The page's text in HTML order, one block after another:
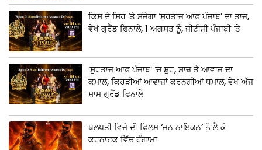
ਕਿਸ ਦੇ ਸਿਰ ‘ਤੇ ਸੱਜੇਗਾ ‘ਸੁਰਤਾਜ ਆਫ਼ ਪੰਜਾਬ’ ਦਾ ਤਾਜ,
ਵੇਖੋ ਗ੍ਰੈਂਡ ਫਿਨਾਲੇ, 1 ਅਗਸਤ ਨੂੰ, ਜੀਟੀਸੀ ਪੰਜਾਬੀ ‘ਤੇ
‘ਸੁਰਤਾਜ ਆਫ਼ ਪੰਜਾਬ’ ‘ਚ ਸ਼ੁਰ, ਸਾਜ਼ ਤੇ ਆਵਾਜ਼ ਦਾ
ਕਮਾਲ, ਕਿਹੜੀਆਂ ਆਵਾਜ਼ਾਂ ਕਰਨਗੀਆਂ ਧਮਾਲ, ਵੇਖੋ ਅੱਜ
ਸ਼ਾਮ ਗ੍ਰੈਂਡ ਫਿਨਾਲੇ
ਥਲਪਤੀ ਵਿਜੇ ਦੀ ਫ਼ਿਲਮ ‘ਜਨ ਨਾਇਕਨ’ ਨੂੰ ਲੈ ਕੇ
ਕਰਨਾਟਕ ਵਿੱਚ ਹੰਗਾਮਾ